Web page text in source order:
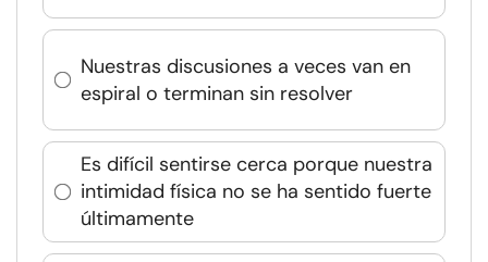
Nuestras discusiones a veces van en
espiral o terminan sin resolver
Es difícil sentirse cerca porque nuestra
intimidad física no se ha sentido fuerte
últimamente